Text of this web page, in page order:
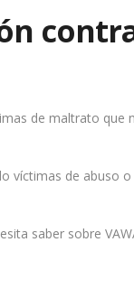
de maltrato
víctimas de abuso
saber sobre